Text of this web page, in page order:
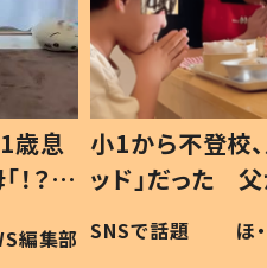
歳息
？」
編集部
小1から不登校
ッド」だった
作り続ける理
#令和の子
SNSで話題 ほ